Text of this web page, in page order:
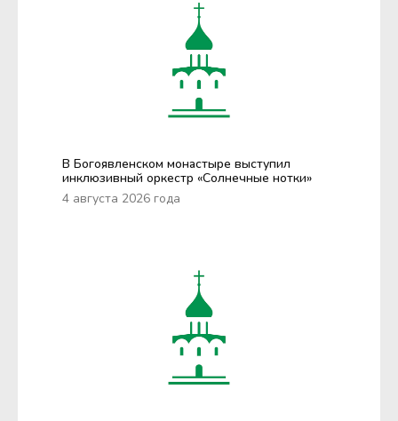
В Богоявленском монастыре выступил
инклюзивный оркестр «Солнечные нотки»
4 августа 2026 года